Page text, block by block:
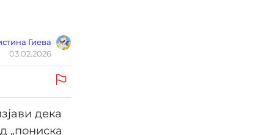
Гиева
03.02.2026
дека
„пониска